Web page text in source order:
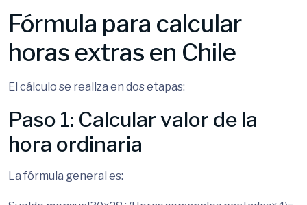
Fórmula para calcular
horas extras en Chile
El cálculo se realiza en dos etapas:
Paso 1: Calcular valor de la
hora ordinaria
La fórmula general es: